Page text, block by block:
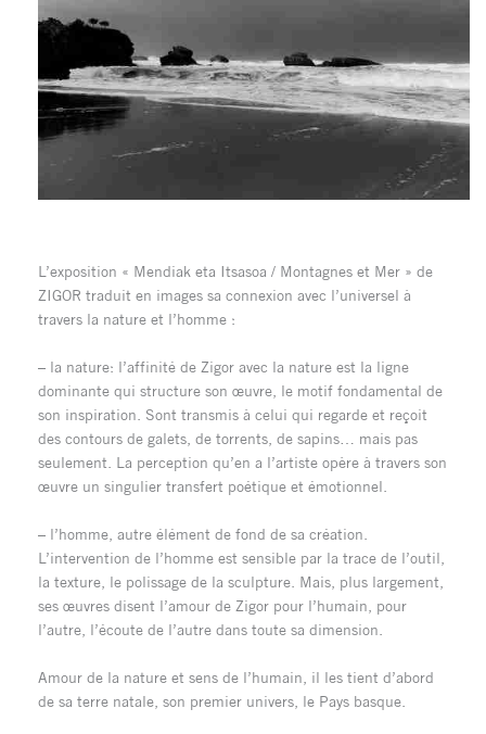
L’exposition « Mendiak eta Itsasoa / Montagnes et Mer » de
ZIGOR traduit en images sa connexion avec l’universel à
travers la nature et l’homme :
– la nature: l’affinité de Zigor avec la nature est la ligne
dominante qui structure son œuvre, le motif fondamental de
son inspiration. Sont transmis à celui qui regarde et reçoit
des contours de galets, de torrents, de sapins… mais pas
seulement. La perception qu’en a l’artiste opère à travers son
œuvre un singulier transfert poétique et émotionnel.
– l’homme, autre élément de fond de sa création.
L’intervention de l’homme est sensible par la trace de l’outil,
la texture, le polissage de la sculpture. Mais, plus largement,
ses œuvres disent l’amour de Zigor pour l’humain, pour
l’autre, l’écoute de l’autre dans toute sa dimension.
Amour de la nature et sens de l’humain, il les tient d’abord
de sa terre natale, son premier univers, le Pays basque.